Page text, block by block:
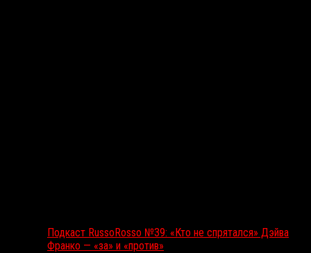
Подкаст RussoRosso №39: «Кто не спрятался» Дэйва
Франко — «за» и «против»